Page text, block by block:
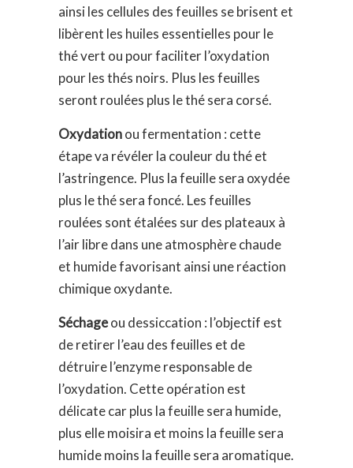
ainsi les cellules des feuilles se brisent et
libèrent les huiles essentielles pour le
thé vert ou pour faciliter l’oxydation
pour les thés noirs. Plus les feuilles
seront roulées plus le thé sera corsé.
Oxydationou fermentation : cette
étape va révéler la couleur du thé et
l’astringence. Plus la feuille sera oxydée
plus le thé sera foncé. Les feuilles
roulées sont étalées sur des plateaux à
l’air libre dans une atmosphère chaude
et humide favorisant ainsi une réaction
chimique oxydante.
Séchageou dessiccation : l’objectif est
de retirer l’eau des feuilles et de
détruire l’enzyme responsable de
l’oxydation. Cette opération est
délicate car plus la feuille sera humide,
plus elle moisira et moins la feuille sera
humide moins la feuille sera aromatique.